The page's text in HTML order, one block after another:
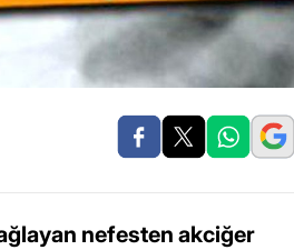
nefesten akciğer